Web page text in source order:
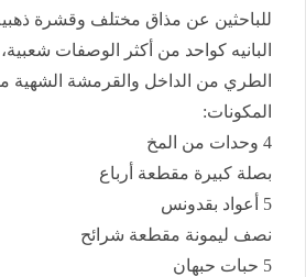
للباحثين عن مذاق مختلف وقشرة
البانيه كواحد من أكثر الوصفات
الطري من الداخل والقرمشة الشهية
المكونات:
4 وحدات من المخ
بصلة كبيرة مقطعة أرباع
5 أعواد بقدونس
نصف ليمونة مقطعة شرائح
5 حبات حبهان